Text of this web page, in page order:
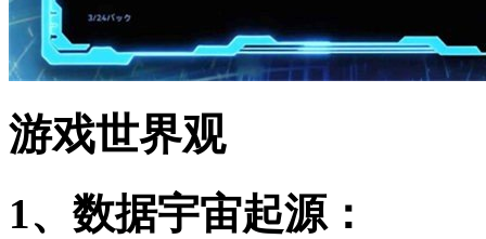
游戏世界观
1、数据宇宙起源：